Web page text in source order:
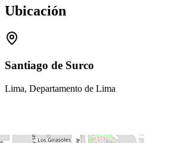
Ubicación
Santiago de Surco
Lima, Departamento de Lima